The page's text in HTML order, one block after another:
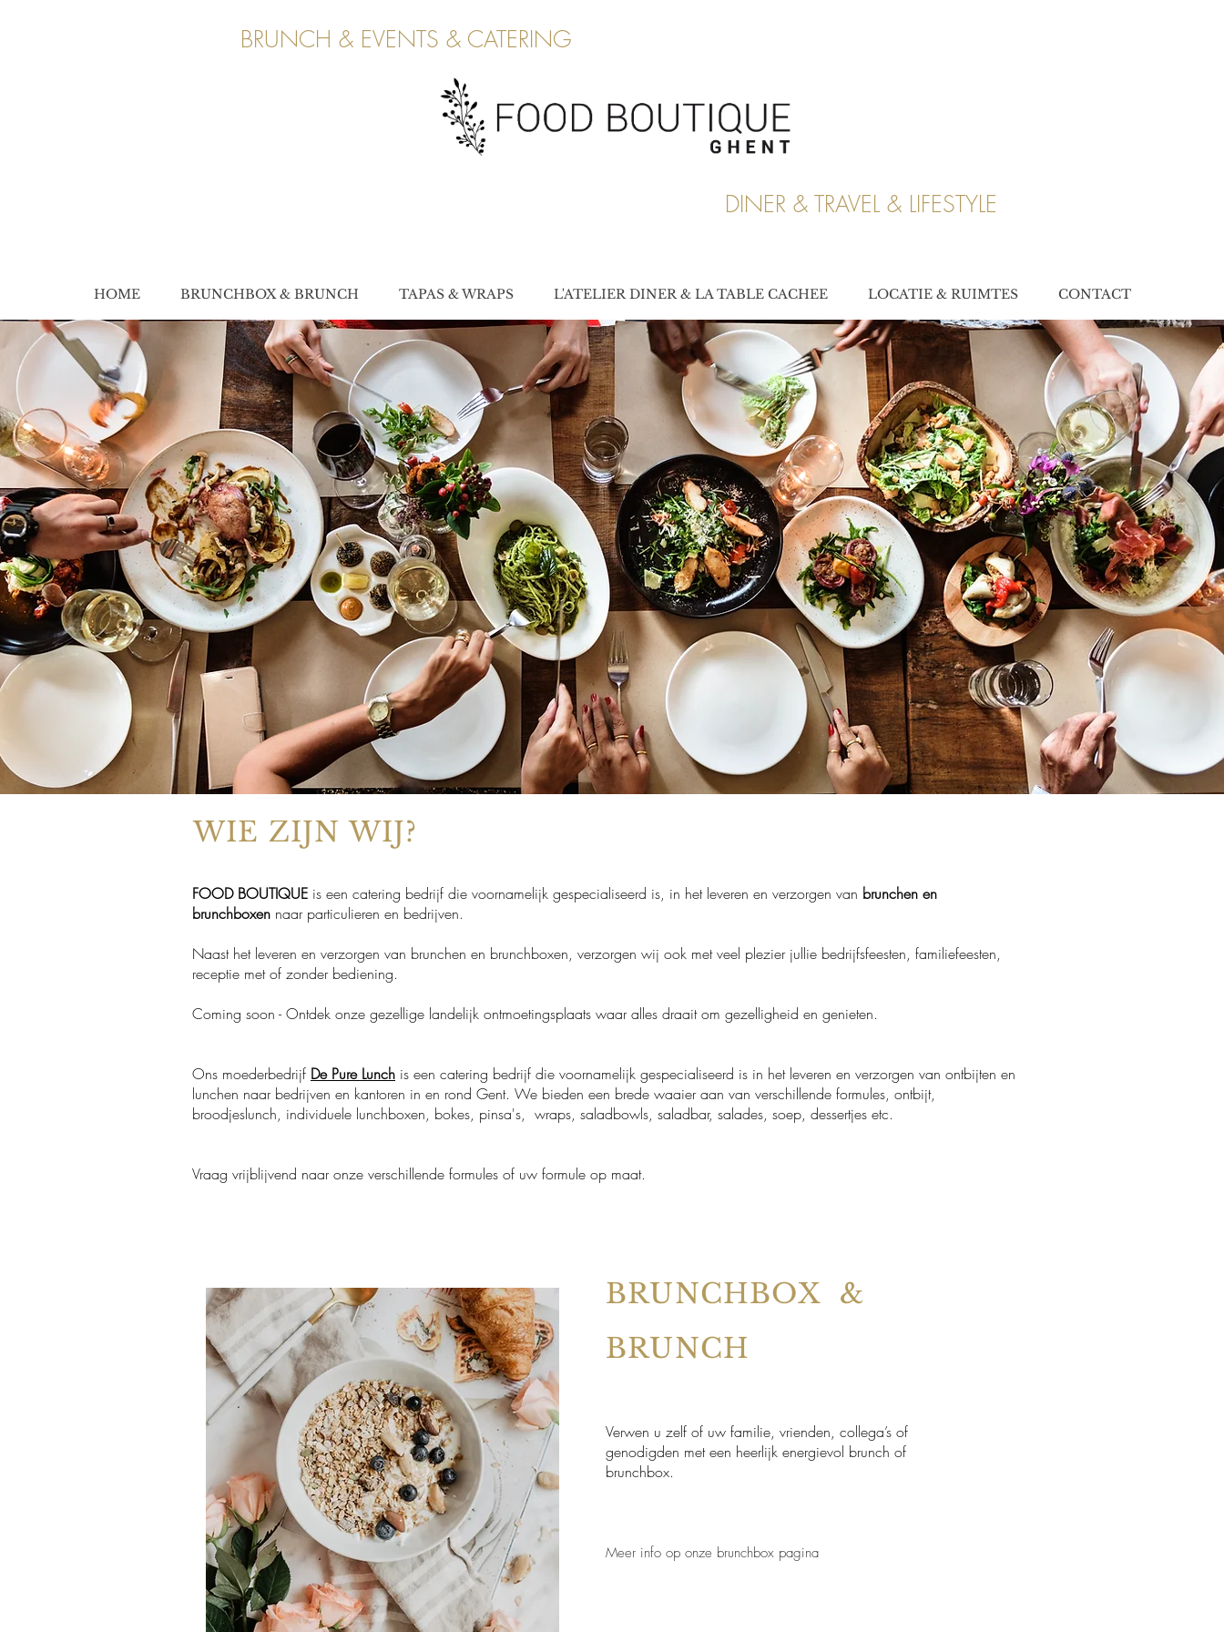
BRUNCH & EVENTS & CATERING
DINER & TRAVEL & LIFESTYLE
HOME BRUNCHBOX & BRUNCH TAPAS & WRAPS L'ATELIER DINER & LA TABLE CACHEE LOCATIE & RUIMTES CONTACT
WIE ZIJN WIJ?
FOOD BOUTIQUE is een catering bedrijf die voornamelijk gespecialiseerd is, in het leveren en verzorgen van brunchen en
brunchboxen naar particulieren en bedrijven.
Naast het leveren en verzorgen van brunchen en brunchboxen, verzorgen wij ook met veel plezier jullie bedrijfsfeesten, familiefeesten,
receptie met of zonder bediening.
​Coming soon - Ontdek onze gezellige landelijk ontmoetingsplaats waar alles draait om gezelligheid en genieten.
Ons moederbedrijf De Pure Lunch is een catering bedrijf die voornamelijk gespecialiseerd is in het leveren en verzorgen van ontbijten en
lunchen naar bedrijven en kantoren in en rond Gent. We bieden een brede waaier aan van verschillende formules, ontbijt,
broodjeslunch, individuele lunchboxen, bokes, pinsa's, wraps, saladbowls, saladbar, salades, soep, dessertjes etc.
​Vraag vrijblijvend naar onze verschillende formules of uw formule op maat.
BRUNCHBOX &
BRUNCH
Verwen u zelf of uw familie, vrienden, collega’s of
genodigden met een heerlijk energievol brunch of
brunchbox.
Meer info op onze brunchbox pagina